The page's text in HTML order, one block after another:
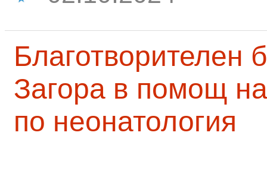
Благотворителен
Загора в помощ
по неонатология